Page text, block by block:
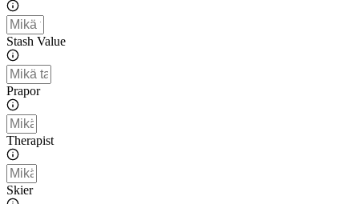
Stash Value
Prapor
Therapist
Skier